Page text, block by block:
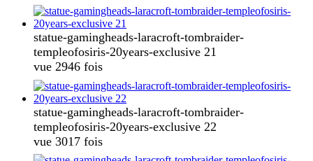
statue-gamingheads-laracroft-tombraider-
templeofosiris-20years-exclusive 21
vue 2946 fois
statue-gamingheads-laracroft-tombraider-
templeofosiris-20years-exclusive 22
vue 3017 fois